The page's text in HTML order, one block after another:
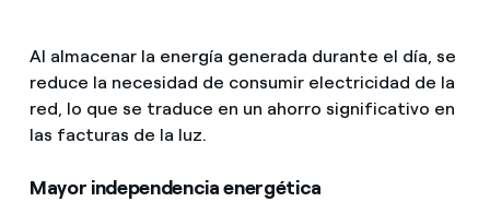
Al almacenar la energía generada durante el día, se
reduce la necesidad de consumir electricidad de la
red, lo que se traduce en un ahorro significativo en
las facturas de la luz.
Mayor independencia energética